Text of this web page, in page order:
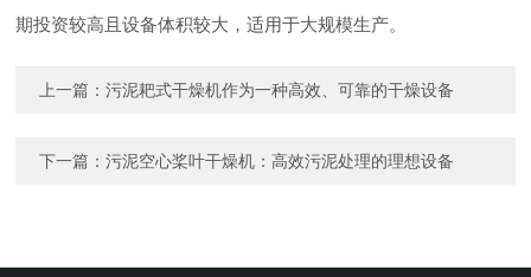
期投资较高且设备体积较大，适用于大规模生产。
上一篇：污泥耙式干燥机作为一种高效、可靠的干燥设备
下一篇：污泥空心桨叶干燥机：高效污泥处理的理想设备